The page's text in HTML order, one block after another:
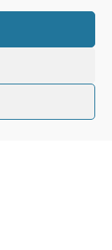
?